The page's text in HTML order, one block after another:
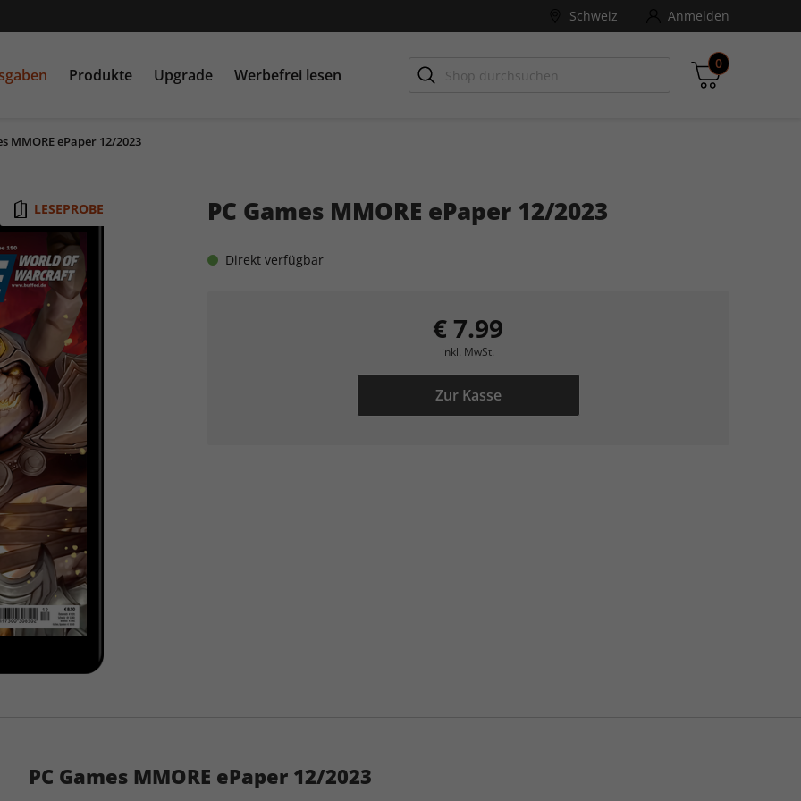
Schweiz Anmelden
Produkte Upgrade Werbefrei lesen
0
Zwischensumme
inkl. MwSt., ggf. zzgl. Versandkosten
MMORE ePaper 12/2023
LESEPROBE PC Games MMORE ePaper 12/2023
Direkt verfügbar
€ 7.99
inkl. MwSt.
Zur Kasse
PC Games MMORE ePaper 12/2023